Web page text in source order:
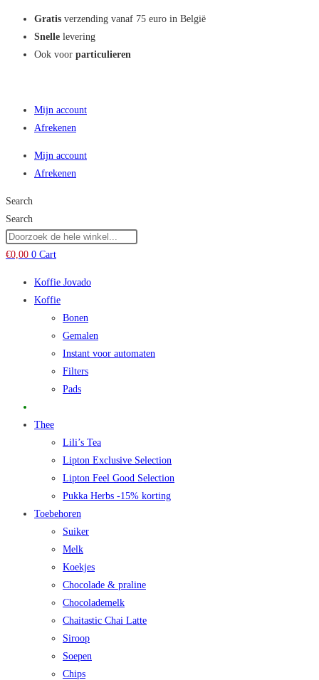
Zoekresultaten
zijbalk
Gratis verzending vanaf 75 euro in België
Snelle levering
Ook voor particulieren
Mijn account
Afrekenen
Mijn account
Afrekenen
Search
Search
€0,00 0 Cart
Koffie Jovado
Koffie
Bonen
Gemalen
Instant voor automaten
Filters
Pads
Thee
Lili’s Tea
Lipton Exclusive Selection
Lipton Feel Good Selection
Pukka Herbs -15% korting
Toebehoren
Suiker
Melk
Koekjes
Chocolade & praline
Chocolademelk
Chaitastic Chai Latte
Siroop
Soepen
Chips